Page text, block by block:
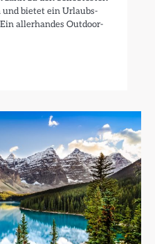
und bietet ein Urlaubs-
allerhandes Outdoor-